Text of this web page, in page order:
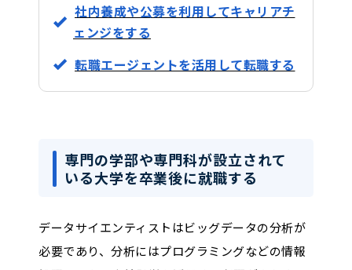
社内養成や公募を利用してキャリアチ
ェンジをする
転職エージェントを活用して転職する
専門の学部や専門科が設立されて
いる大学を卒業後に就職する
データサイエンティストはビッグデータの分析が
必要であり、分析にはプログラミングなどの情報